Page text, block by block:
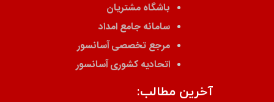
باشگاه مشتریان
سامانه جامع امداد
مرجع تخصصی آسانسور
اتحادیه کشوری آسانسور
آخرین مطالب: